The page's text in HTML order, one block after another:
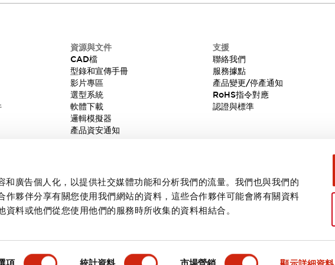
和廣告個人化，以提供社交媒體功能和分析我們的流量。我們也與我們的
作夥伴分享有關您使用我們網站的資料，這些合作夥伴可能會將有關資料
資料或他們從您使用他們的服務時所收集的資料相結合。
項 統計資料 市場營銷
資源與文件
CAD檔
型錄和宣傳手冊
影片專區
選型系統
軟體下載
邏輯模擬器
產品資安通知
支援
聯絡我們
服務據點
產品變更/停產通知
RoHS指令對應
認證與標準